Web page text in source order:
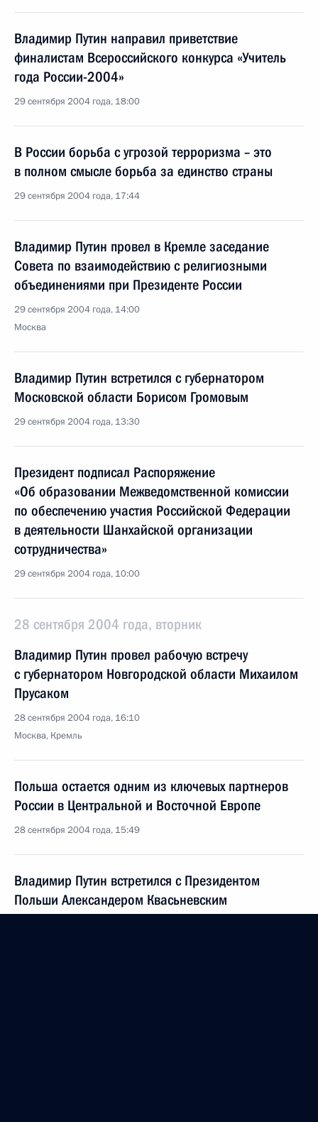
Владимир Путин направил приветствие
финалистам Всероссийского конкурса «Учитель
года России-2004»
29 сентября 2004 года, 18:00
В России борьба с угрозой терроризма – это
в полном смысле борьба за единство страны
29 сентября 2004 года, 17:44
Владимир Путин провел в Кремле заседание
Совета по взаимодействию с религиозными
объединениями при Президенте России
29 сентября 2004 года, 14:00
Москва
Владимир Путин встретился с губернатором
Московской области Борисом Громовым
29 сентября 2004 года, 13:30
Президент подписал Распоряжение
«Об образовании Межведомственной комиссии
по обеспечению участия Российской Федерации
в деятельности Шанхайской организации
сотрудничества»
29 сентября 2004 года, 10:00
28 сентября 2004 года, вторник
Владимир Путин провел рабочую встречу
с губернатором Новгородской области Михаилом
Прусаком
28 сентября 2004 года, 16:10
Москва, Кремль
Польша остается одним из ключевых партнеров
России в Центральной и Восточной Европе
28 сентября 2004 года, 15:49
Владимир Путин встретился с Президентом
Польши Александером Квасьневским